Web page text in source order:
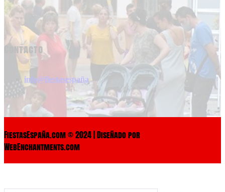
Contacto
info@fiestasespaña
FiestasEspaña.com © 2024 | Diseñado por
WebEnchantments.com